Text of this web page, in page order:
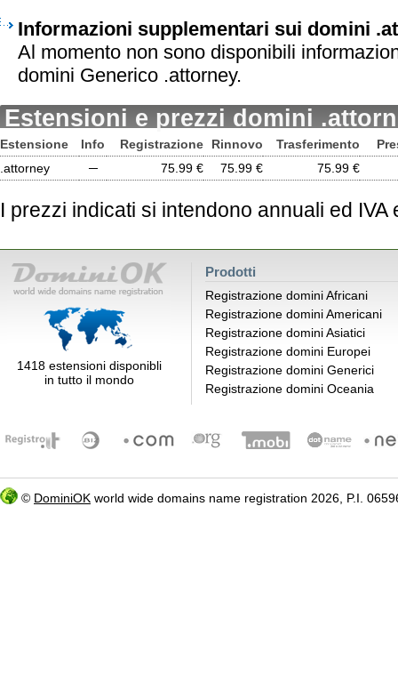
Informazioni supplementari sui domini
Al momento non sono disponibili
domini Generico .attorney.
Estensioni e prezzi domini
Estensione Info Registrazione Rinnovo Trasferimento
.attorney
─ 75.99 € 75.99 € 75.99 €
I prezzi indicati si intendono annuali ed IVA
1418 estensioni disponibli
in tutto il mondo
Prodotti
Registrazione domini Africani
Registrazione domini Americani
Registrazione domini Asiatici
Registrazione domini Europei
Registrazione domini Generici
Registrazione domini Oceania
© DominiOK world wide domains name registration 2026, P.I.